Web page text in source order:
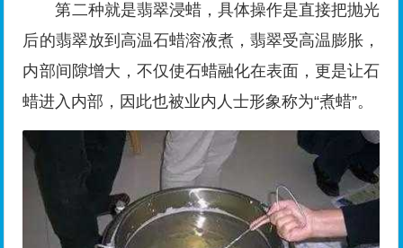
第二种就是翡翠浸蜡，具体操作是直接把抛光
后的翡翠放到高温石蜡溶液煮，翡翠受高温膨胀，
内部间隙增大，不仅使石蜡融化在表面，更是让石
蜡进入内部，因此也被业内人士形象称为“煮蜡”。